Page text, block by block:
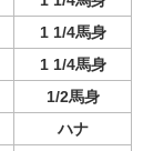
1 1/4馬身
1 1/4馬身
1/2馬身
ハナ